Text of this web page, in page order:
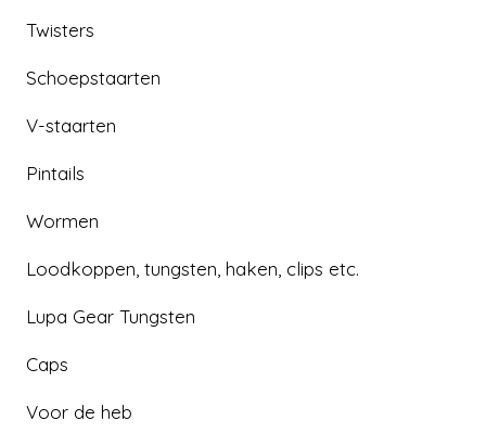
‘Vinnie-V’ is onze 10 cm verticaalshad uit de
schoepstaarten dankt zijn naam aan de
Dit 10 cm shadje is de kleinste van de V-
staarten in deze serie en is super bewegelijk in
zorgt voor een mooie beweging. De shad is
soepel.
Uiteraard kun je naast het verticalen ook
prima dropshotten met ‘Vinnie-V’. Probeer
om er werpend mee te vissen! Op deze
Twisters
Schoepstaarten
V-staarten
Pintails
Wormen
Loodkoppen, tungsten, haken, clips etc.
Lupa Gear Tungsten
Caps
Voor de heb